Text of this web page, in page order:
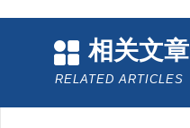
相关文章
RELATED ARTICLES